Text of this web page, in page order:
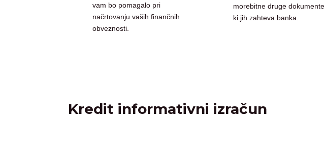
vam bo pomagalo pri
načrtovanju vaših finančnih
obveznosti.
morebitne druge dokumente,
ki jih zahteva banka.
Kredit informativni izračun